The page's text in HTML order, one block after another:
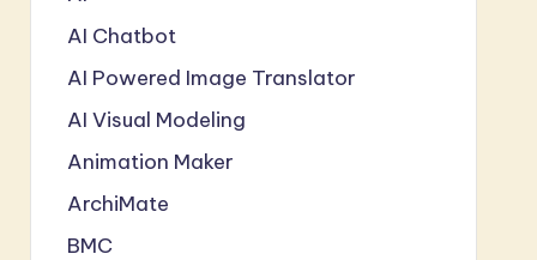
AI Chatbot
AI Powered Image Translator
AI Visual Modeling
Animation Maker
ArchiMate
BMC